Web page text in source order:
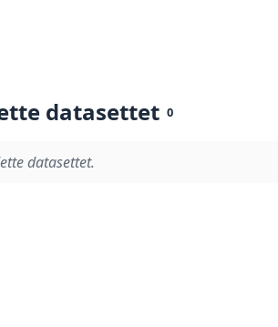
datasettet 0
datasettet.